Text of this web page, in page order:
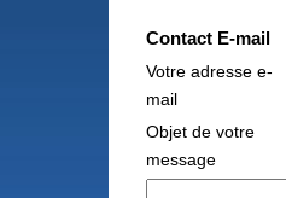
Contact E-mail
Votre adresse e-
mail
Objet de votre
message